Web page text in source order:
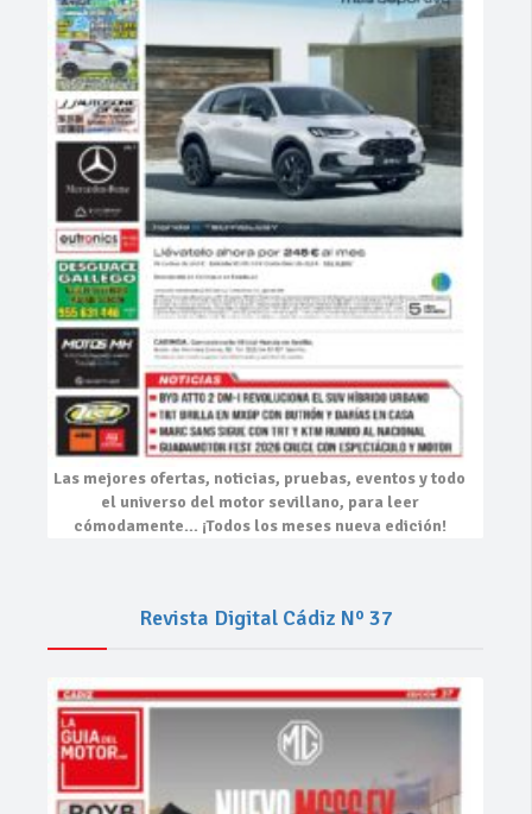
Las mejores ofertas, noticias, pruebas, eventosy todo
el universo del motor sevillano, para leer
cómodamente… ¡Todos los meses nueva edición!
Revista Digital Cádiz Nº 37